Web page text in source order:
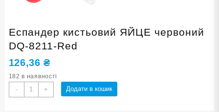
Еспандер кистьовий ЯЙЦЕ червоний
DQ-8211-Red
126,36₴
182 в наявності
-
Еспандер
кистьовий
+ Додати в кошик